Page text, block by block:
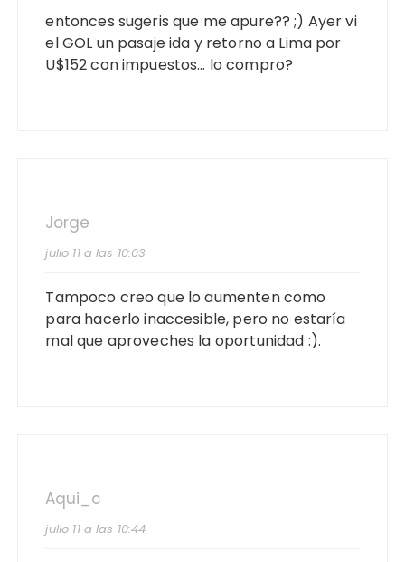
entonces sugeris que me apure?? ;) Ayer vi
el GOL un pasaje ida y retorno a Lima por
U$152 con impuestos… lo compro?
Jorge
julio 11 a las 10:03
Tampoco creo que lo aumenten como
para hacerlo inaccesible, pero no estaría
mal que aproveches la oportunidad :).
Aqui_c
julio 11 a las 10:44